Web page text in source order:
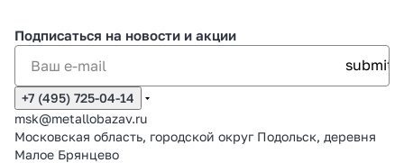
Подписаться на новости и акции
+7 (495) 725-04-14
msk@metallobazav.ru
Московская область, городской округ Подольск, деревня
Малое Брянцево